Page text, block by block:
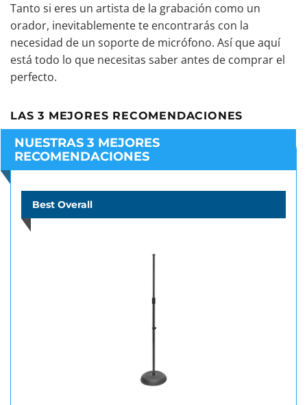
Tanto si eres un artista de la grabación como un
orador, inevitablemente te encontrarás con la
necesidad de un soporte de micrófono. Así que aquí
está todo lo que necesitas saber antes de comprar el
perfecto.
LAS 3 MEJORES RECOMENDACIONES
NUESTRAS 3 MEJORES
RECOMENDACIONES
Best Overall